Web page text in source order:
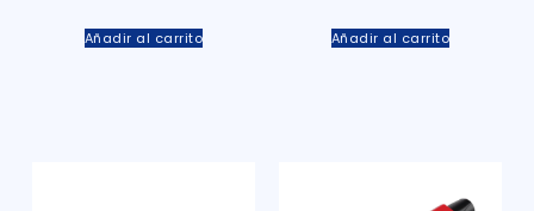
Añadir al carrito Añadir al carrito